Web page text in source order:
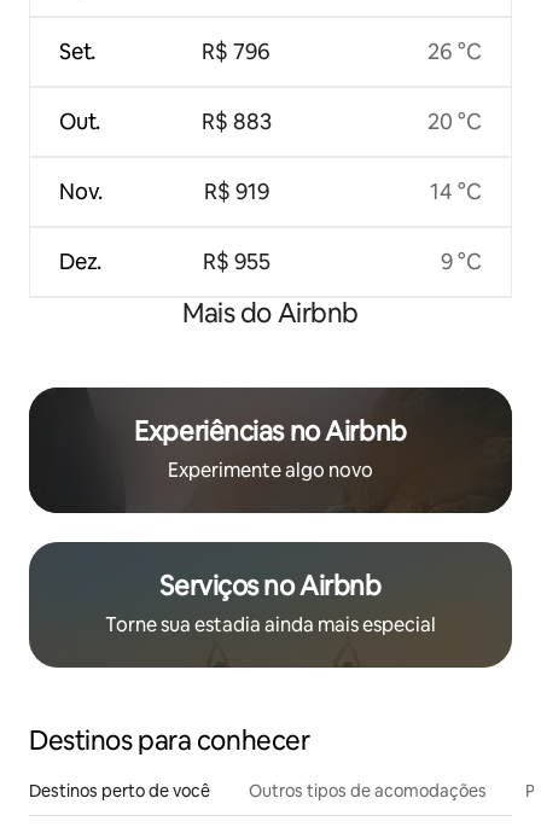
Set.
Out.
Nov.
Dez.
R$ 796
R$ 883
R$ 919
R$ 955
26 °C
20 °C
14 °C
9 °C
Mais do Airbnb
Experiências no Airbnb
Experimente algo novo
Serviços no Airbnb
Torne sua estadia ainda mais especial
Destinos para conhecer
Destinos perto de você Outros tipos de acomodações